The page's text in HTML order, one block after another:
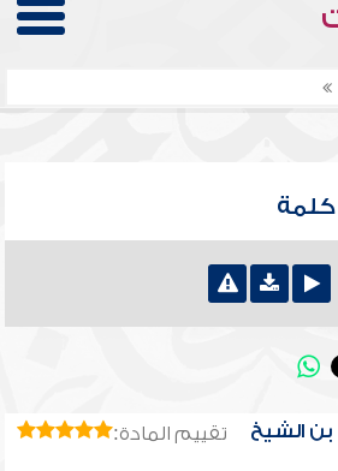
كلمة
تقييم المادة:
الشيخ